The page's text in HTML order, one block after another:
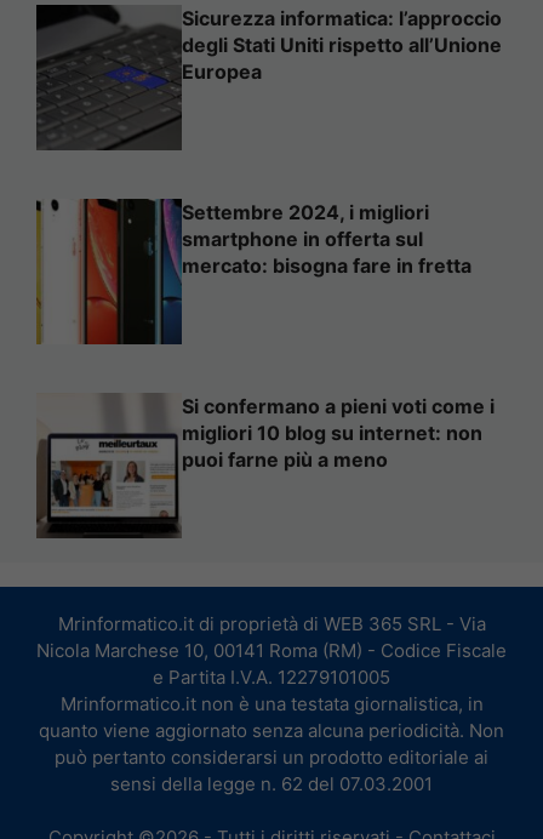
Sicurezza informatica: l’approccio
degli Stati Uniti rispetto all’Unione
Europea
Settembre 2024, i migliori
smartphone in offerta sul
mercato: bisogna fare in fretta
Si confermano a pieni voti come i
migliori 10 blog su internet: non
puoi farne più a meno
Mrinformatico.it di proprietà di WEB 365 SRL - Via
Nicola Marchese 10, 00141 Roma (RM) - Codice Fiscale
e Partita I.V.A. 12279101005
Mrinformatico.it non è una testata giornalistica, in
quanto viene aggiornato senza alcuna periodicità. Non
può pertanto considerarsi un prodotto editoriale ai
sensi della legge n. 62 del 07.03.2001